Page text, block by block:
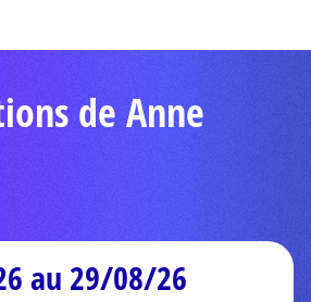
de Anne
au 29/08/26